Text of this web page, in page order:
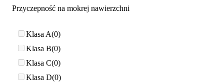
Przyczepność na mokrej nawierzchni
Klasa A 0
Klasa B 0
Klasa C 0
Klasa D 0